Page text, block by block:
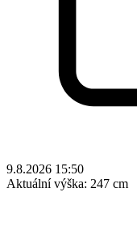
9.8.2026 15:50
Aktuální výška: 247 cm